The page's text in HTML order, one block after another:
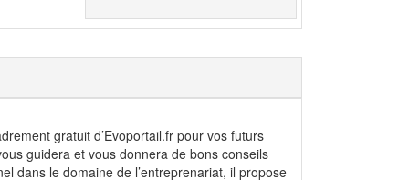
gratuit d’Evoportail.fr pour vos futurs
guidera et vous donnera de bons conseils
dans le domaine de l’entreprenariat, il propose